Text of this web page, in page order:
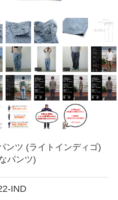
ンツ (ライトインディゴ)
パンツ)
IND